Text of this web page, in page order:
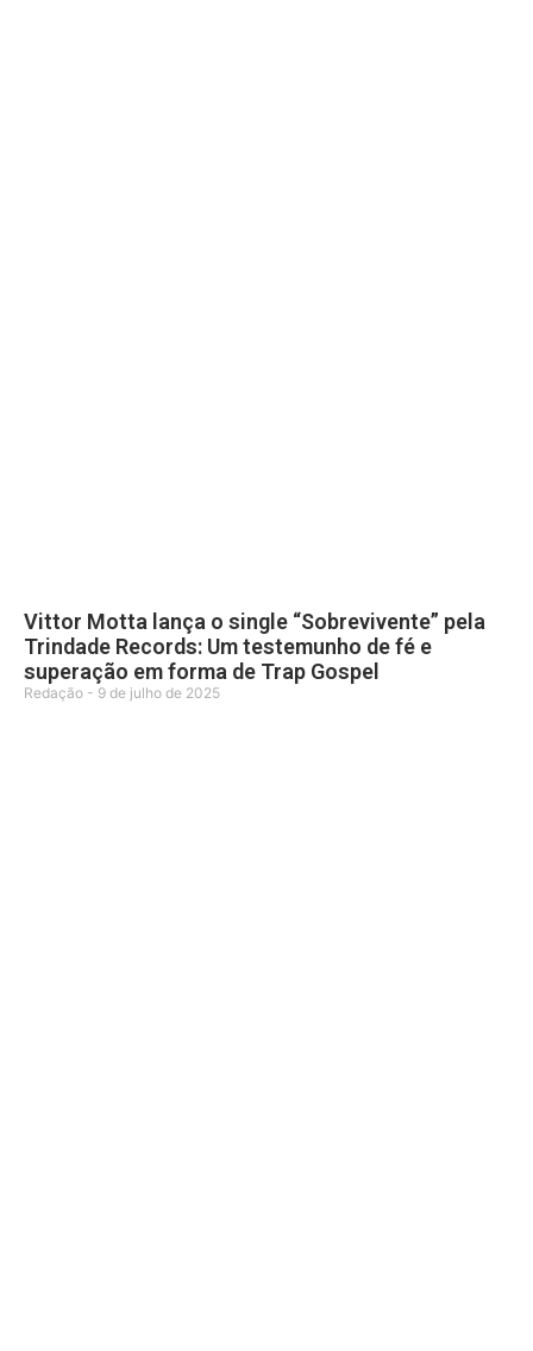
Vittor Motta lança o single “Sobrevivente” pela
Trindade Records: Um testemunho de fé e
superação em forma de Trap Gospel
Redação 9 de julho de 2025